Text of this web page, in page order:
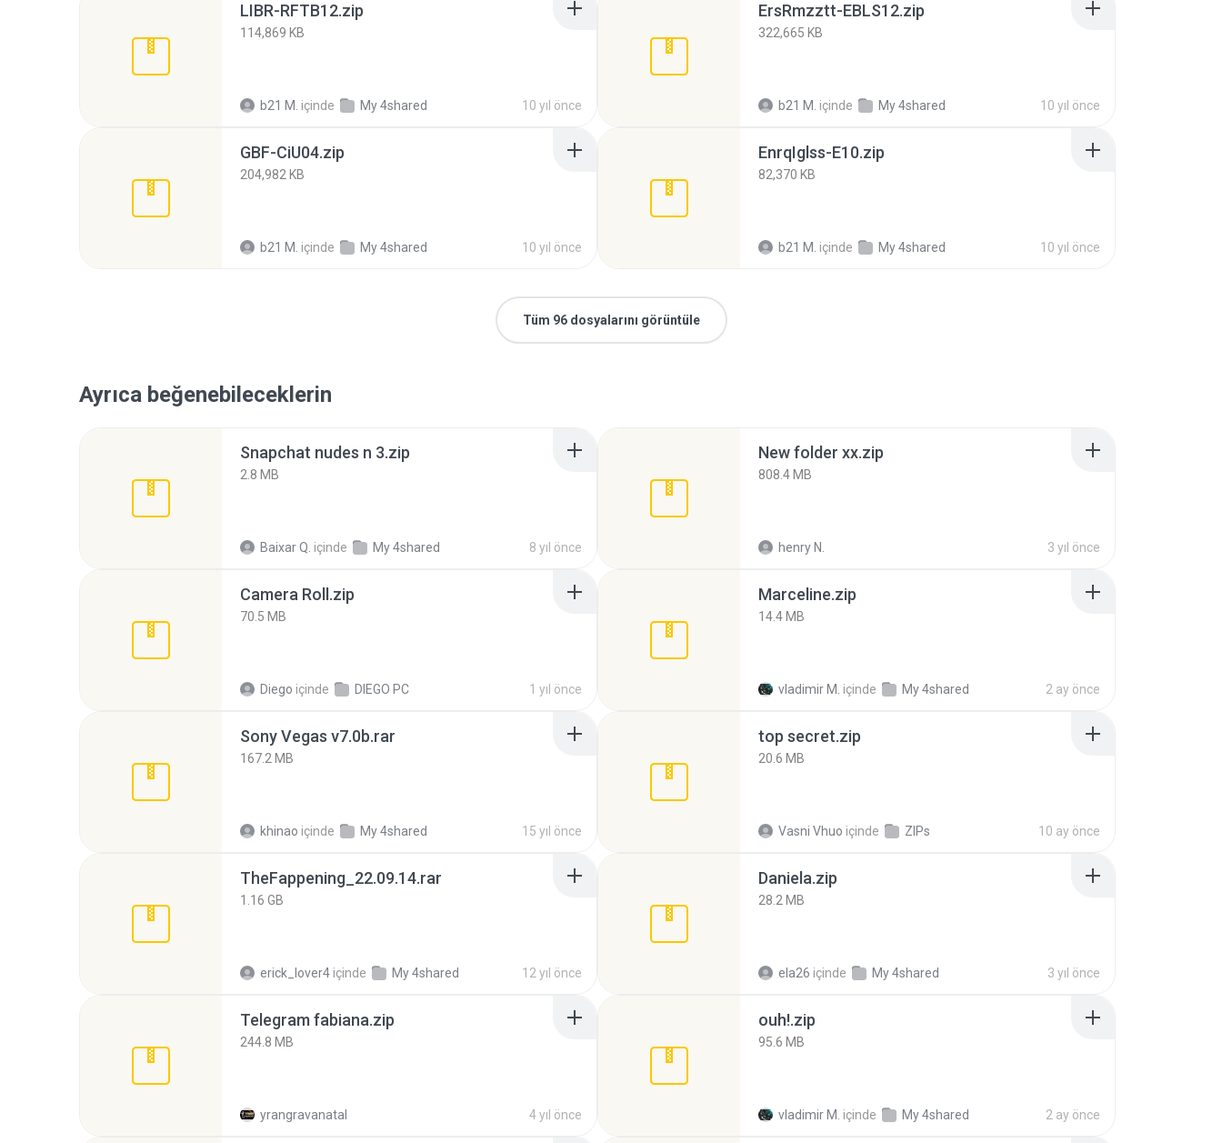
LIBR-RFTB12.zip
114,869 KB
b21 M. içinde My 4shared 10 yıl önce
ErsRmzztt-EBLS12.zip
322,665 KB
b21 M. içinde My 4shared 10 yıl önce
GBF-CiU04.zip
204,982 KB
b21 M. içinde My 4shared 10 yıl önce
EnrqIglss-E10.zip
82,370 KB
b21 M. içinde My 4shared 10 yıl önce
Tüm 96 dosyalarını görüntüle
Ayrıca beğenebileceklerin
Snapchat nudes n 3.zip
2.8 MB
Baixar Q. içinde My 4shared 8 yıl önce
New folder xx.zip
808.4 MB
henry N. 3 yıl önce
Camera Roll.zip
70.5 MB
Diego içinde DIEGO PC 1 yıl önce
Marceline.zip
14.4 MB
vladimir M. içinde My 4shared 2 ay önce
Sony Vegas v7.0b.rar
167.2 MB
khinao içinde My 4shared 15 yıl önce
top secret.zip
20.6 MB
Vasni Vhuo içinde ZIPs 10 ay önce
TheFappening_22.09.14.rar
1.16 GB
erick_lover4 içinde My 4shared 12 yıl önce
Daniela.zip
28.2 MB
ela26 içinde My 4shared 3 yıl önce
Telegram fabiana.zip
244.8 MB
yrangravanatal 4 yıl önce
ouh!.zip
95.6 MB
vladimir M. içinde My 4shared 2 ay önce